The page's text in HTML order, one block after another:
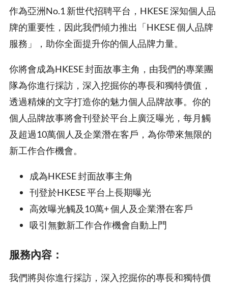
作為亞洲No.1 新世代招聘平台，HKESE 深知個人品
牌的重要性，因此我們傾力推出「HKESE 個人品牌
服務」，助你全面提升你的個人品牌力量。
你將會成為HKESE 封面故事主角，由我們的專業團
隊為你進行採訪，深入挖掘你的專長和獨特價值，
透過精煉的文字打造你的魅力個人品牌故事。你的
個人品牌故事將會刊登於平台上廣泛曝光，每月觸
及超過10萬個人及企業潛在客戶，為你帶來無限的
新工作合作機會。
成為HKESE 封面故事主角
刊登於HKESE 平台上長期曝光
高效曝光觸及10萬+ 個人及企業潛在客戶
吸引無數新工作合作機會自動上門
服務內容：
我們將與你進行採訪，深入挖掘你的專長和獨特價